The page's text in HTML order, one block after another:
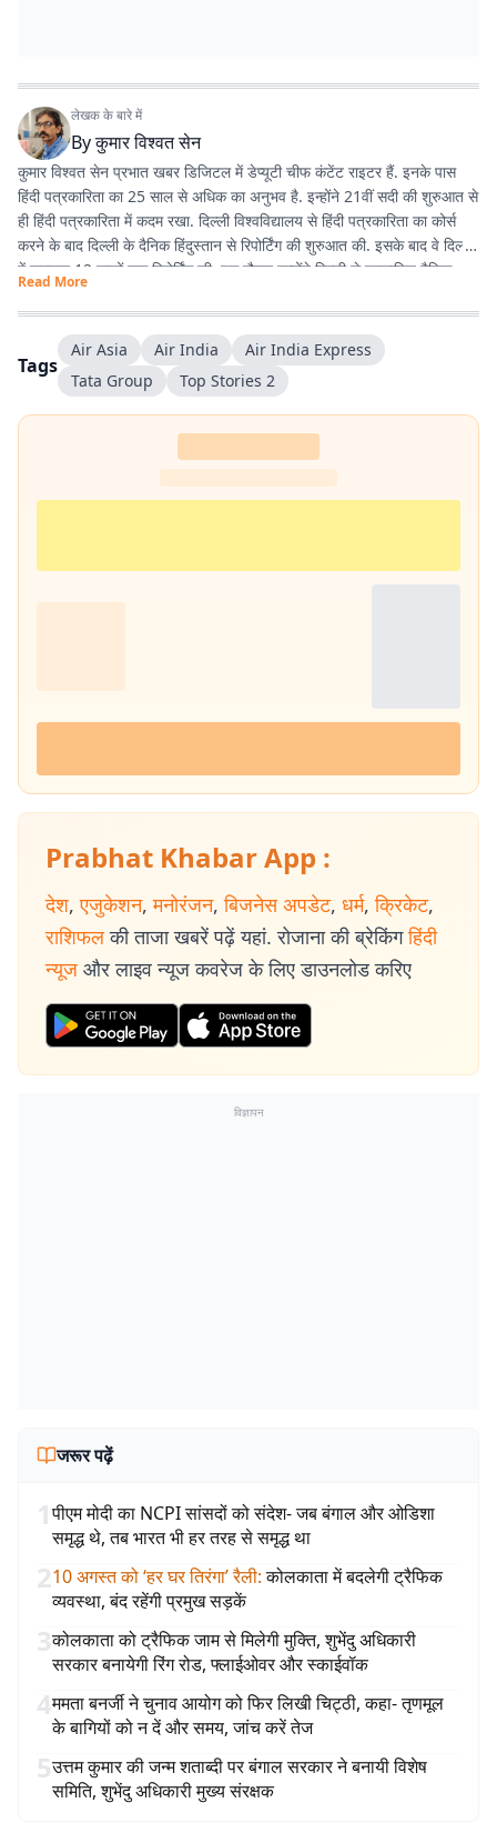
लेखक के बारे में
Byकुमार विश्वत सेन
कुमार विश्वत सेन प्रभात खबर डिजिटल में डेप्यूटी चीफ कंटेंट राइटर हैं. इनके पास
हिंदी पत्रकारिता का 25 साल से अधिक का अनुभव है. इन्होंने 21वीं सदी की शुरुआत से
ही हिंदी पत्रकारिता में कदम रखा. दिल्ली विश्वविद्यालय से हिंदी पत्रकारिता का कोर्स
करने के बाद दिल्ली के दैनिक हिंदुस्तान से रिपोर्टिंग की शुरुआत की. इसके बाद वे दिल्ली
में लगातार 12 सालों तक रिपोर्टिंग की. इस दौरान उन्होंने दिल्ली से प्रकाशित दैनिक
हिंदुस्तान दैनिक जागरण, देशबंधु जैसे प्रतिष्ठित अखबारों के साथ कई साप्ताहिक
अखबारों के लिए भी रिपोर्टिंग की. 2013 में वे प्रभात खबर आए. तब से वे प्रिंट मीडिया
के साथ फिलहाल पिछले 10 सालों से प्रभात खबर डिजिटल में अपनी सेवाएं दे रहे हैं.
इन्होंने अपने करियर के शुरुआती दिनों में ही राजस्थान में होने वाली हिंदी पत्रकारिता के
300 साल के इतिहास पर एक पुस्तक 'नित नए आयाम की खोज: राजस्थानी
पत्रकारिता' की रचना की. इनकी कई कहानियां देश के विभिन्न पत्र-पत्रिकाओं में
Read More
Tags
Air Asia Air India
Air India Express
Tata Group
Top Stories 2
Prabhat Khabar App :
देश, एजुकेशन, मनोरंजन, बिजनेस अपडेट, धर्म, क्रिकेट,
राशिफल की ताजा खबरें पढ़ें यहां. रोजाना की ब्रेकिंग हिंदी
न्यूज और लाइव न्यूज कवरेज के लिए डाउनलोड करिए
विज्ञापन
जरूर पढ़ें
1पीएम मोदी का NCPI सांसदों को संदेश- जब बंगाल और ओडिशा
समृद्ध थे, तब भारत भी हर तरह से समृद्ध था
210 अगस्त को ‘हर घर तिरंगा’ रैली: कोलकाता में बदलेगी ट्रैफिक
व्यवस्था, बंद रहेंगी प्रमुख सड़कें
3कोलकाता को ट्रैफिक जाम से मिलेगी मुक्ति, शुभेंदु अधिकारी
सरकार बनायेगी रिंग रोड, फ्लाईओवर और स्काईवॉक
4ममता बनर्जी ने चुनाव आयोग को फिर लिखी चिट्ठी, कहा- तृणमूल
के बागियों को न दें और समय, जांच करें तेज
5उत्तम कुमार की जन्म शताब्दी पर बंगाल सरकार ने बनायी विशेष
समिति, शुभेंदु अधिकारी मुख्य संरक्षक